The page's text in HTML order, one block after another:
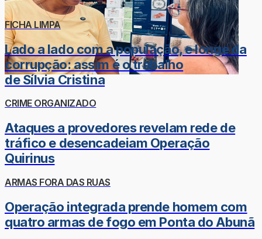
FICHA LIMPA
Lado a lado com a população, e longe da
corrupção: assim é o trabalho
de Sílvia Cristina
CRIME ORGANIZADO
Ataques a provedores revelam rede de
tráfico e desencadeiam Operação
Quirinus
ARMAS FORA DAS RUAS
Operação integrada prende homem com
quatro armas de fogo em Ponta do Abunã